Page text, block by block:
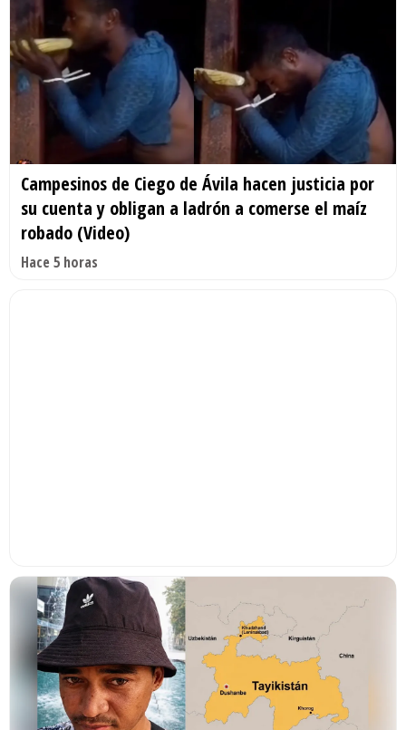
Campesinos de Ciego de Ávila hacen justicia por
su cuenta y obligan a ladrón a comerse el maíz
robado (Video)
Hace 5 horas